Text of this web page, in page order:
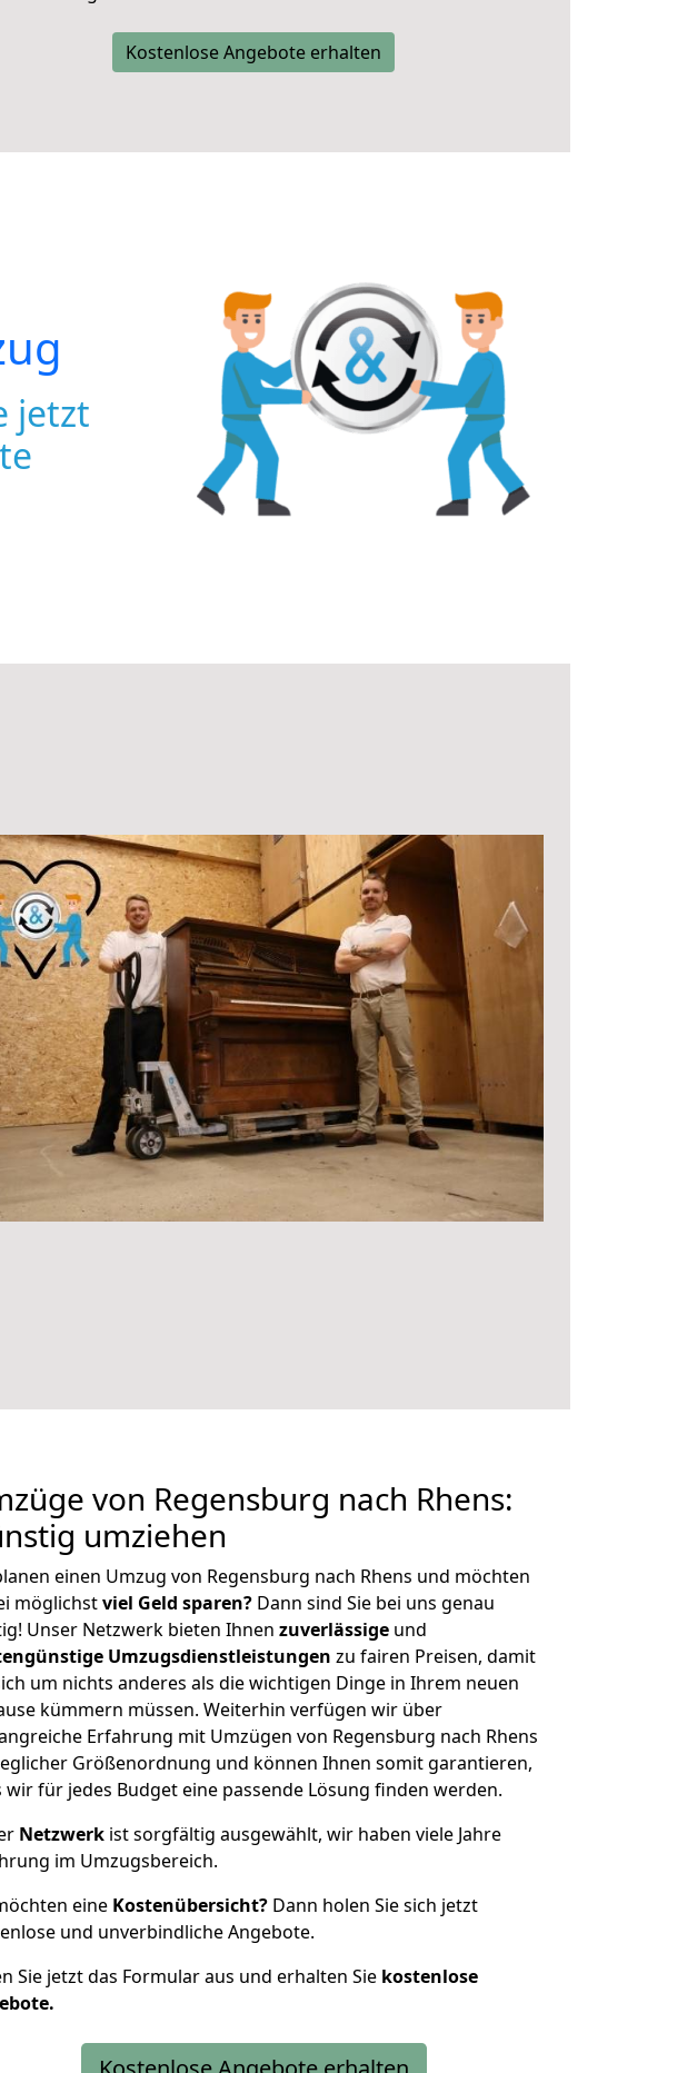
Kostenlose Angebote erhalten
jetzt
von Regensburg nach Rhens:
umziehen
einen Umzug von Regensburg nach Rhens und möchten
möglichstviel Geld sparen? Dann sind Sie bei uns genau
Unser Netzwerk bieten Ihnen zuverlässige und
Umzugsdienstleistungen zu fairen Preisen, damit
um nichts anderes als die wichtigen Dinge in Ihrem neuen
kümmern müssen. Weiterhin verfügen wir über
Erfahrung mit Umzügen von Regensburg nach Rhens
Größenordnung und können Ihnen somit garantieren,
wir für jedes Budget eine passende Lösung finden werden.
Netzwerk ist sorgfältig ausgewählt, wir haben viele Jahre
im Umzugsbereich.
eine Kostenübersicht? Dann holen Sie sich jetzt
und unverbindliche Angebote.
Sie jetzt das Formular aus und erhalten Sie kostenlose